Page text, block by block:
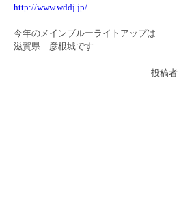
http://www.wddj.jp/
今年のメインブルーライトアップは
滋賀県 彦根城です
投稿者